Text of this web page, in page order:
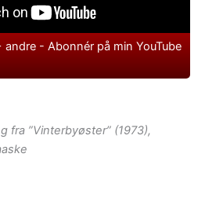
- Abonnér på min YouTube
fra ”Vinterbyøster” (1973),